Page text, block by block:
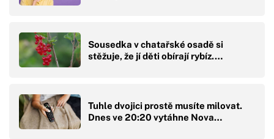
Sousedka v chatařské osadě si
stěžuje, že jí děti obírají rybíz.…
Tuhle dvojici prostě musíte milovat.
Dnes ve 20:20 vytáhne Nova…